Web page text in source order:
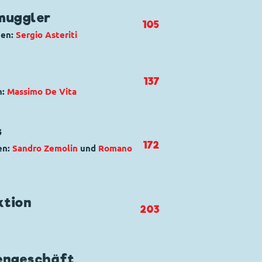
,
Sergio Asteriti
105
Massimo De Vita
greggio
137
Sandro Zemolin und Romano
Maus
sud"
172
203